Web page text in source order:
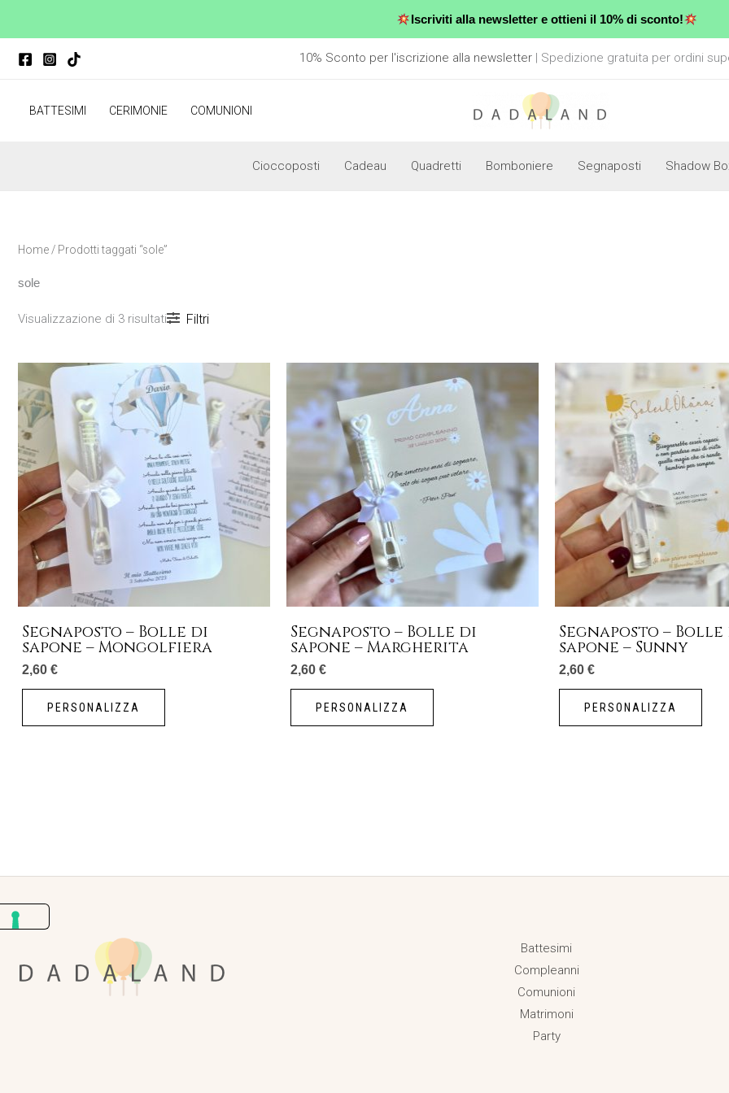
Iscriviti alla newsletter e ottieni il 10% di sconto!
contenuto
10% Sconto per l'iscrizione alla newsletter | Spedizione gratuita per ordini
BATTESIMI CERIMONIE COMUNIONI
Cioccoposti Cadeau Quadretti Bomboniere Segnaposti Shadow
Home / Prodotti taggati “sole”
sole
Visualizzazione di 3 risultati
Popolarità
Filtri
Segnaposto – Bolle di
sapone – Mongolfiera
2,60 €
PERSONALIZZA
Segnaposto – Bolle di
sapone – Margherita
2,60 €
PERSONALIZZA
Segnaposto –
sapone – Sunny
2,60 €
PERSONALIZZA
Battesimi
Compleanni
Comunioni
Matrimoni
Party